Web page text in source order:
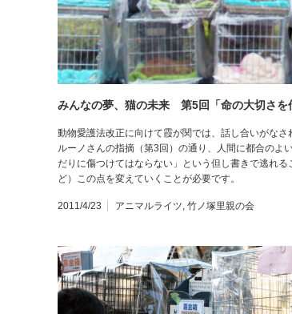
みんなの夢、猫の未来 第5回「命の大切さを
動物愛護法改正に向けて霞が関では、話し合いがな
ルーノさんの指摘（第3回）の通り、人間に都合のよ
だりに傷つけてはならない」という但し書きで逃れ
ど）この点を変えていくことが必要です。
2011/4/23 アニマルライツ, 竹ノ塚里親の会